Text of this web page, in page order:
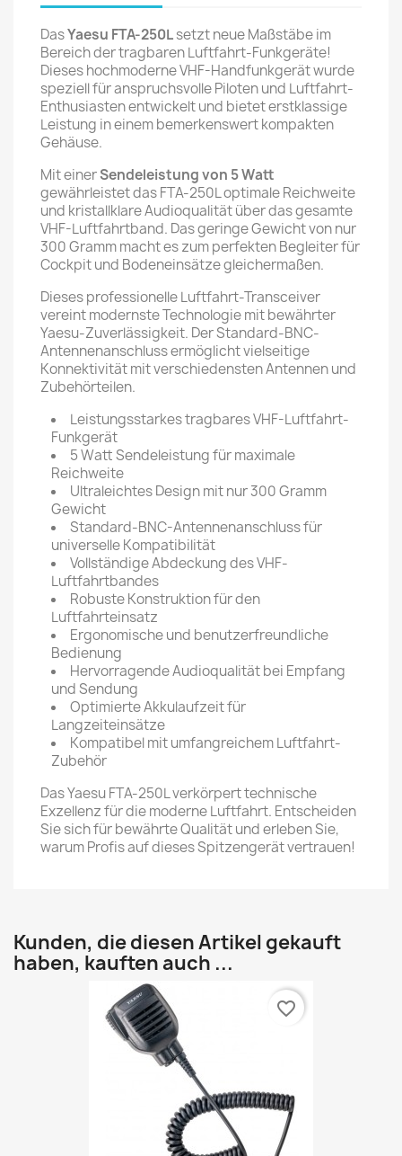
DasYaesu FTA-250Lsetzt neue Maßstäbe im
Bereich der tragbaren Luftfahrt-Funkgeräte!
Dieses hochmoderne VHF-Handfunkgerät wurde
speziell für anspruchsvolle Piloten und Luftfahrt-
Enthusiasten entwickelt und bietet erstklassige
Leistung in einem bemerkenswert kompakten
Gehäuse.
Mit einerSendeleistung von 5 Watt
gewährleistet das FTA-250L optimale Reichweite
und kristallklare Audioqualität über das gesamte
VHF-Luftfahrtband. Das geringe Gewicht von nur
300 Gramm macht es zum perfekten Begleiter für
Cockpit und Bodeneinsätze gleichermaßen.
Dieses professionelle Luftfahrt-Transceiver
vereint modernste Technologie mit bewährter
Yaesu-Zuverlässigkeit. Der Standard-BNC-
Antennenanschluss ermöglicht vielseitige
Konnektivität mit verschiedensten Antennen und
Zubehörteilen.
Leistungsstarkes tragbares VHF-Luftfahrt-
Funkgerät
5 Watt Sendeleistung für maximale
Reichweite
Ultraleichtes Design mit nur 300 Gramm
Gewicht
Standard-BNC-Antennenanschluss für
universelle Kompatibilität
Vollständige Abdeckung des VHF-
Luftfahrtbandes
Robuste Konstruktion für den
Luftfahrteinsatz
Ergonomische und benutzerfreundliche
Bedienung
Hervorragende Audioqualität bei Empfang
und Sendung
Optimierte Akkulaufzeit für
Langzeiteinsätze
Kompatibel mit umfangreichem Luftfahrt-
Zubehör
Das Yaesu FTA-250L verkörpert technische
Exzellenz für die moderne Luftfahrt. Entscheiden
Sie sich für bewährte Qualität und erleben Sie,
warum Profis auf dieses Spitzengerät vertrauen!
Kunden, die diesen Artikel gekauft
haben, kauften auch ...
favorite_border